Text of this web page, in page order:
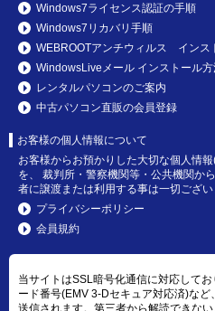
Windows7ライセンス認証の手順
Windows7リカバリ手順
WEBROOTアンチウィルス インス
WindowsLiveメール インストール方
レンタルパソコンのご案内
中古パソコン直販の会員登録
お客様の個人情報について
お客様からお預かりした大切な個人情
を、 裁判所・警察機関等・公共機関か
者に譲渡または利用する事は一切ござい
プライバシーポリシー
会員規約
当サイトはSSL暗号化通信に対応して
ード番号(EMV 3-Dセキュア対応済)な
送信されます。第三者から解読できない